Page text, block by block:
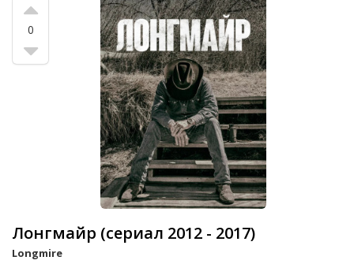
0
Лонгмайр (сериал 2012 - 2017)
Longmire